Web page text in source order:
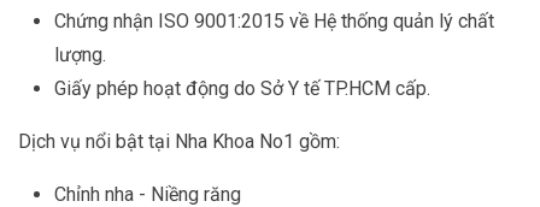
Chứng nhận ISO 9001:2015 về Hệ thống quản lý chất
lượng.
Giấy phép hoạt động do Sở Y tế TP.HCM cấp.
Dịch vụ nổi bật tại Nha Khoa No1 gồm:
Chỉnh nha - Niềng răng